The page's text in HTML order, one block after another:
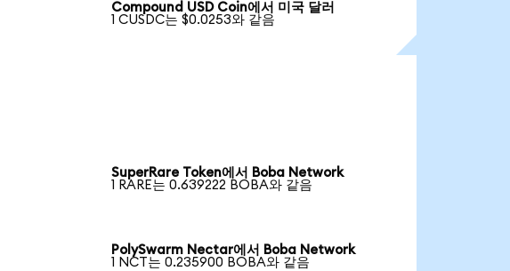
Compound USD Coin에서 미국 달러
1 CUSDC는 $0.0253와 같음
SuperRare Token에서 Boba Network
1 RARE는 0.639222 BOBA와 같음
PolySwarm Nectar에서 Boba Network
1 NCT는 0.235900 BOBA와 같음